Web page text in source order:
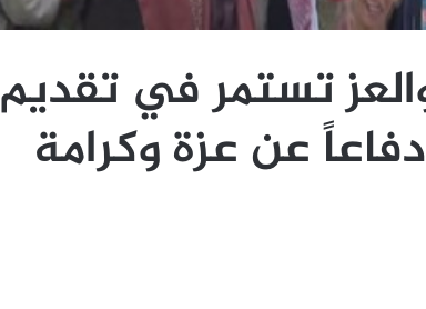
تستمر في تقديم
عن عزة وكرامة